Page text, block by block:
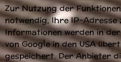
Zur Nutzung der
notwendig, Ihre IP-Adresse
Informationen werden in
von Google in den USA
gespeichert. Der Anbieter